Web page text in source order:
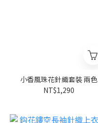
小香風珠花針織套裝 兩色
NT$1,290